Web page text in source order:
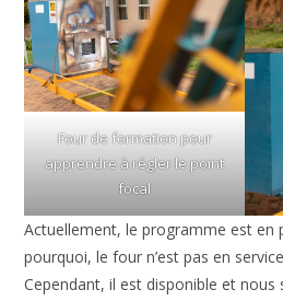
Four de formation pour
apprendre à régler le point
focal
Actuellement, le programme est en
pourquoi, le four n’est pas en
Cependant, il est disponible et nous